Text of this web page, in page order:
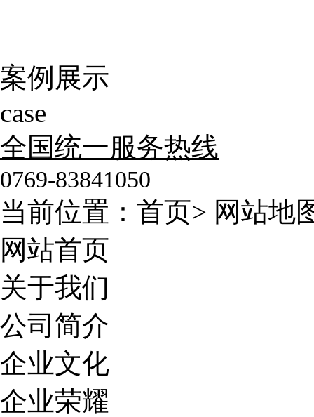
案例展示
case
全国统一服务热线
0769-83841050
当前位置： 首页> 网站地
网站首页
关于我们
公司简介
企业文化
企业荣耀